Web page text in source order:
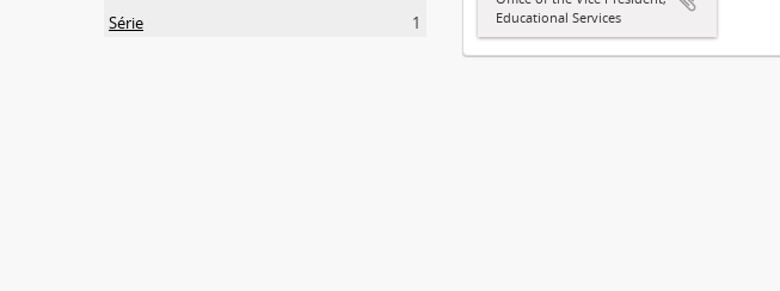
Série
1
Educational Services